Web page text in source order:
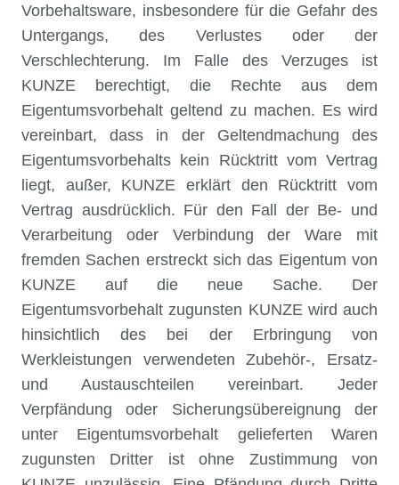
Vorbehaltsware, insbesondere für die Gefahr des
Untergangs, des Verlustes oder der
Verschlechterung. Im Falle des Verzuges ist
KUNZE berechtigt, die Rechte aus dem
Eigentumsvorbehalt geltend zu machen. Es wird
vereinbart, dass in der Geltendmachung des
Eigentumsvorbehalts kein Rücktritt vom Vertrag
liegt, außer, KUNZE erklärt den Rücktritt vom
Vertrag ausdrücklich. Für den Fall der Be- und
Verarbeitung oder Verbindung der Ware mit
fremden Sachen erstreckt sich das Eigentum von
KUNZE auf die neue Sache. Der
Eigentumsvorbehalt zugunsten KUNZE wird auch
hinsichtlich des bei der Erbringung von
Werkleistungen verwendeten Zubehör-, Ersatz-
und Austauschteilen vereinbart. Jeder
Verpfändung oder Sicherungsübereignung der
unter Eigentumsvorbehalt gelieferten Waren
zugunsten Dritter ist ohne Zustimmung von